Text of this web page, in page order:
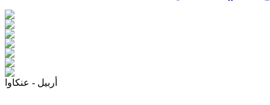
أربيل - عنكاوا